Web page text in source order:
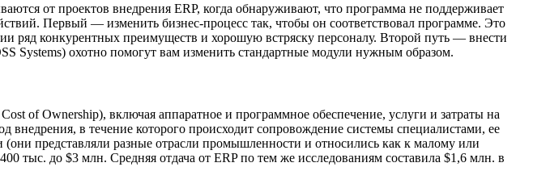
от проектов внедрения ERP, когда обнаруживают, что программа не поддерживает
Первый — изменить бизнес-процесс так, чтобы он соответствовал программе. Это
ряд конкурентных преимуществ и хорошую встряску персоналу. Второй путь — внести
Systems) охотно помогут вам изменить стандартные модули нужным образом.
of Ownership), включая аппаратное и программное обеспечение, услуги и затраты на
в течение которого происходит сопровождение системы специалистами, ее
представляли разные отрасли промышленности и относились как к малому или
тыс. до $3 млн. Средняя отдача от ERP по тем же исследованиям составила $1,6 млн. в